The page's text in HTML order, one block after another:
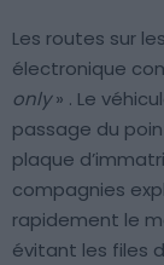
Les routes sur
électronique
only» . Le
passage du
plaque
compagnies
rapidement le
évitant les files